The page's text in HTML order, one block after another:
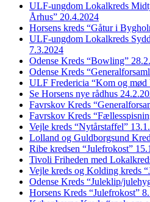
ULF-ungdom Lokalkreds
Århus” 20.4.2024
Horsens kreds “Gåtur i
ULF-ungdom Lokalkreds
7.3.2024
Odense Kreds “Bowling”
Odense Kreds
ULF Fredericia “Kom og
Se Horsens nye rådhus
Favrskov Kreds
Favrskov Kreds
Vejle kreds “Nytårstaffel”
Lolland og Guldborgsund
Ribe kredsen “Julefrokost”
Tivoli Friheden med
Vejle kreds og Kolding kreds
Odense Kreds “Juleklip/
Horsens Kreds “Julefrokost”